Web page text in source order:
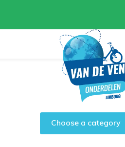
Choose a category